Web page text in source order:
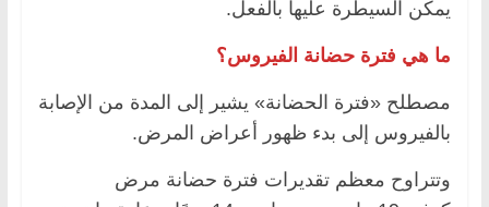
يمكن السيطرة عليها بالفعل.
ما هي فترة حضانة الفيروس؟
مصطلح «فترة الحضانة» يشير إلى المدة من الإصابة
بالفيروس إلى بدء ظهور أعراض المرض.
وتتراوح معظم تقديرات فترة حضانة مرض